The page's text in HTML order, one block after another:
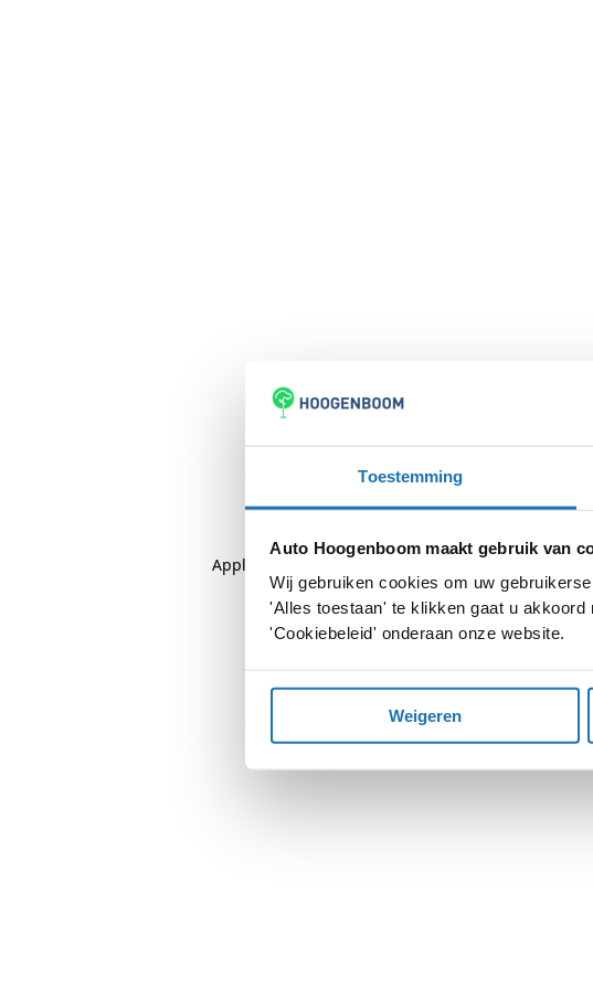
Toestemming
Auto Hoogenboom maakt gebruik van
Wij gebruiken cookies om uw
'Alles toestaan' te klikken gaat u akkoord
'Cookiebeleid' onderaan onze website.
Weigeren
Application error: a -side exception has